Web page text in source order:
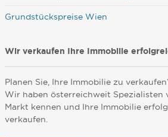
Grundstückspreise Wien
Wir verkaufen Ihre Immobilie
Planen Sie, Ihre Immobilie zu
Wir haben österreichweit Spezialisten
Markt kennen und Ihre Immobilie
verkaufen.